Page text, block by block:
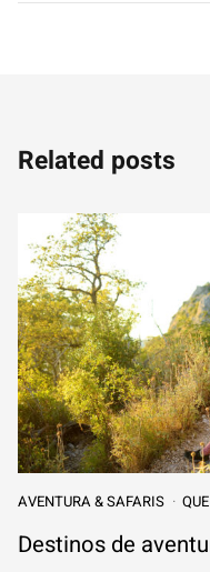
Related posts
AVENTURA & SAFARIS
Destinos de